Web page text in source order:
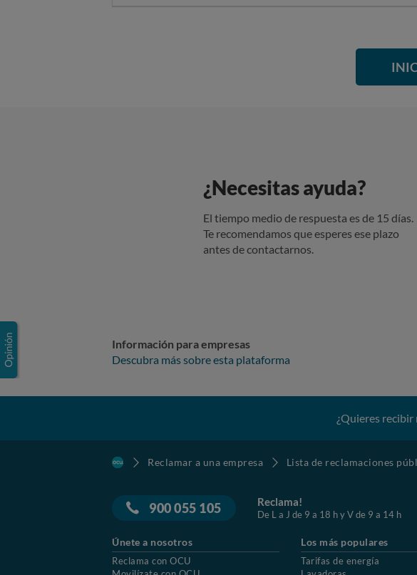
¿Necesitas ayuda?
El tiempo medio de respuesta es de 15 días.
Te recomendamos que esperes ese plazo
antes de contactarnos.
Información para empresas
Descubra más sobre esta plataforma
¿Quieres
Reclamar a una empresa Lista de reclamaciones
900 055 105 Reclama!
De L a J de 9 a 18 h y V de 9 a 14 h
Únete a nosotros
Reclama con OCU
Los más populares
Tarifas de energía